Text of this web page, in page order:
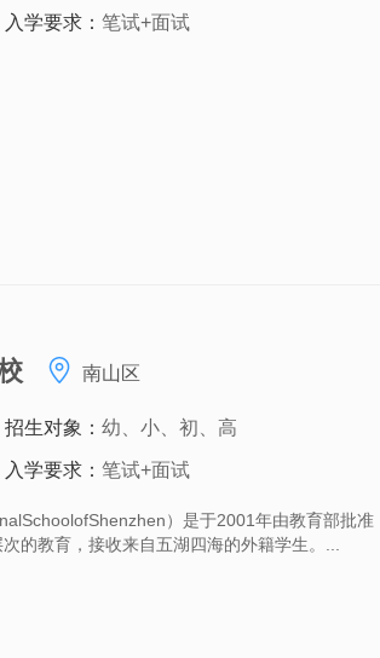
入学要求：笔试+面试
南山区
招生对象：幼、小、初、高
入学要求：笔试+面试
）是于2001年由教育部批准
的教育，接收来自五湖四海的外籍学生。...